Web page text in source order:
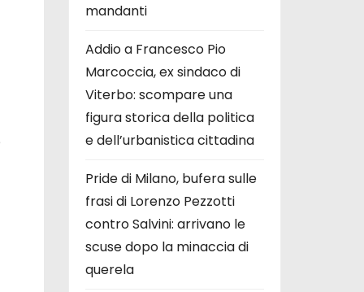
mandanti
Addio a Francesco Pio
Marcoccia, ex sindaco di
Viterbo: scompare una
figura storica della politica
e dell’urbanistica cittadina
Pride di Milano, bufera sulle
frasi di Lorenzo Pezzotti
contro Salvini: arrivano le
scuse dopo la minaccia di
querela